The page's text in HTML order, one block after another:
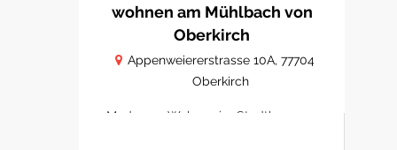
wohnen am Mühlbach von
Oberkirch
Appenweiererstrasse 10A, 77704
Oberkirch
Modernes Wohnen im Stadtkern von